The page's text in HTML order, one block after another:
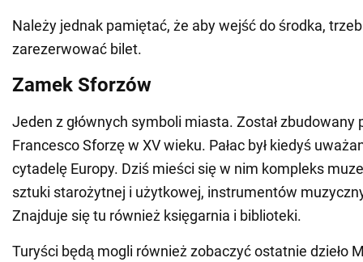
Należy jednak pamiętać, że aby wejść do środka,
zarezerwować bilet.
Zamek Sforzów
Jeden z głównych symboli miasta. Został zbudowany
Francesco Sforzę w XV wieku. Pałac był kiedyś
cytadelę Europy. Dziś mieści się w nim kompleks
sztuki starożytnej i użytkowej, instrumentów
Znajduje się tu również księgarnia i biblioteki.
Turyści będą mogli również zobaczyć ostatnie dzieło